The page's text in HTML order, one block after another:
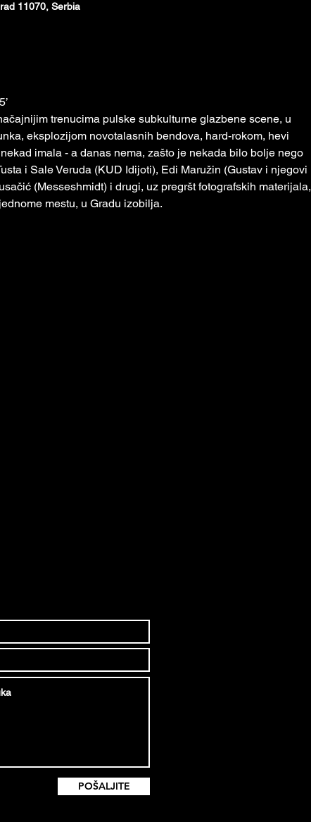
11070, Serbia
trenucima pulske subkulturne glazbene scene, u
eksplozijom novotalasnih bendova, hard-rokom, hevi
imala - a danas nema, zašto je nekada bilo bolje nego
i Sale Veruda (КUD Idijoti), Edi Maružin (Gustav i njegovi
(Messeshmidt) i drugi, uz pregršt fotografskih materijala,
mestu, u Gradu izobilja.
POŠALJITE